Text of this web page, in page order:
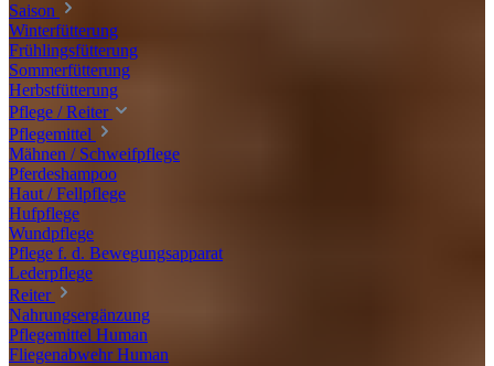
Saison
Winterfütterung
Frühlingsfütterung
Sommerfütterung
Herbstfütterung
Pflege / Reiter
Pflegemittel
Mähnen / Schweifpflege
Pferdeshampoo
Haut / Fellpflege
Hufpflege
Wundpflege
Pflege f. d. Bewegungsapparat
Lederpflege
Reiter
Nahrungsergänzung
Pflegemittel Human
Fliegenabwehr Human